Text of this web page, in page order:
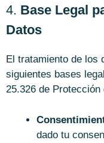
4. Base Legal
Datos
El tratamiento de los
siguientes bases
25.326 de
dado tu